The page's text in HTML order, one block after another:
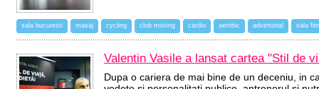
sala bucuresti masaj cycling club moving cardio aerobic advertorial sala
Valentin Vasile a lansat cartea "Stil de
Dupa o cariera de mai bine de un deceniu, in